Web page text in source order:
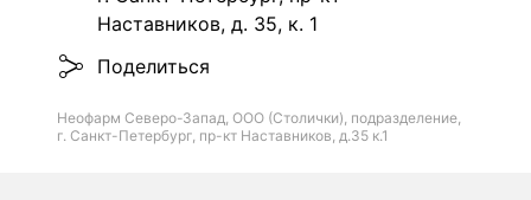
Наставников, д. 35, к. 1
Поделиться
Неофарм Северо-Запад, ООО (Столички), подразделение,
г. Санкт-Петербург, пр-кт Наставников, д.35 к.1